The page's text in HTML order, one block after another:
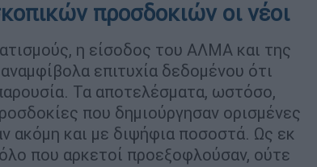
προσδοκιών οι νέοι
η είσοδος του ΑΛΜΑ και της
επιτυχία δεδομένου ότι
Τα αποτελέσματα, ωστόσο,
που δημιούργησαν ορισμένες
ακόμη και με διψήφια ποσοστά. Ως εκ
που αρκετοί προεξοφλούσαν, ούτε